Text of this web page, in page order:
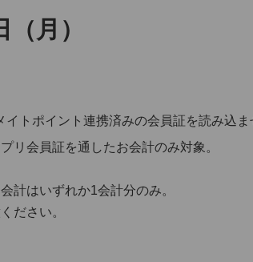
月）
トポイント連携済みの会員証を読み込ま
リ会員証を通したお会計のみ対象。
計はいずれか1会計分のみ。
ださい。